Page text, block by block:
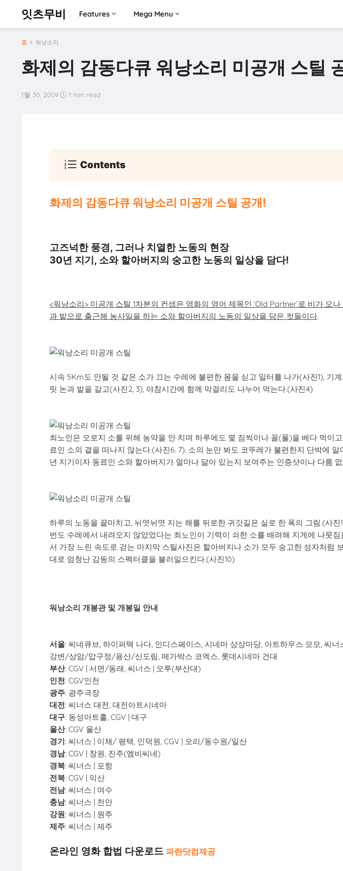
잇츠무비 Features Mega Menu
홈 워낭소리
화제의 감동다큐 워낭소리 미공개 스틸
1월 30, 2009 1 min read
Contents
화제의 감동다큐 워낭소리 미공개 스틸 공개!
고즈넉한 풍경, 그러나 치열한 노동의 현장
30년 지기, 소와 할아버지의 숭고한 노동의 일상을 담다!
<워낭소리> 미공개 스틸 1차분의 컨셉은 영화의 영어 제목인 ‘Old Partner’로 비가 오
과 밭으로 출근해 농사일을 하는 소와 할아버지의 노동의 일상을 담은 컷들이다.
시속 5Km도 안될 것 같은 소가 끄는 수레에 불편한 몸을 싣고 일터를 나가(사진1), 기
릿 논과 밭을 갈고(사진2, 3), 야참시간에 함께 막걸리도 나누어 먹는다.(사진4)
최노인은 오로지 소를 위해 농약을 안 치며 하루에도 몇 짐씩이나 꼴(풀)을 베다 먹이
료인 소의 곁을 떠나지 않는다.(사진6. 7). 소의 눈만 봐도 코뚜레가 불편한지 단박에
년 지기이자 동료인 소와 할아버지가 얼마나 닮아 있는지 보여주는 인증샷이나 다름
하루의 노동을 끝마치고, 뉘엿뉘엿 지는 해를 뒤로한 귀갓길은 실로 한 폭의 그림.(사
번도 수레에서 내려오지 않았었다는 최노인이 기력이 쇠한 소를 배려해 지게에 나뭇
서 가장 느린 속도로 걷는 마지막 스틸사진은 할아버지나 소가 모두 숭고한 성자처럼
대로 엄청난 감동의 스펙터클을 불러일으킨다.(사진10)
워낭소리 개봉관 및 개봉일 안내
서울: 씨네큐브, 하이퍼텍 나다, 인디스페이스, 시네마 상상마당, 아트하우스 모모, 씨
강변/상암/압구정/용산/신도림, 메가박스 코엑스, 롯데시네마 건대
부산: CGV | 서면/동래, 씨너스 | 오투(부산대)
인천: CGV인천
광주: 광주극장
대전: 씨너스 대전, 대전아트시네마
대구: 동성아트홀, CGV | 대구
울산: CGV 울산
경기: 씨너스 | 이채/ 평택, 인덕원, CGV | 오리/동수원/일산
경남: CGV | 창원, 진주(엠비씨네)
경북: 씨너스 | 포항
전북: CGV | 익산
전남: 씨너스 | 여수
충남: 씨너스 | 천안
강원: 씨너스 | 원주
제주: 씨너스 | 제주
온라인 영화 합법 다운로드 파란닷컴제공